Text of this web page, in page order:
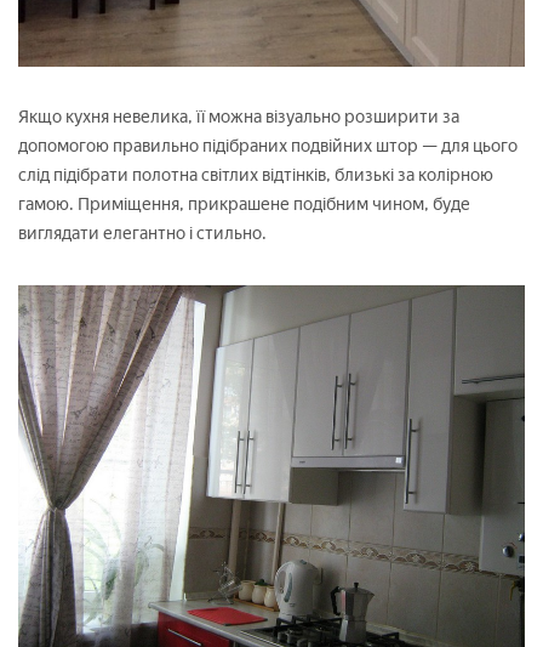
Якщо кухня невелика, її можна візуально розширити за
допомогою правильно підібраних подвійних штор — для цього
слід підібрати полотна світлих відтінків, близькі за колірною
гамою. Приміщення, прикрашене подібним чином, буде
виглядати елегантно і стильно.